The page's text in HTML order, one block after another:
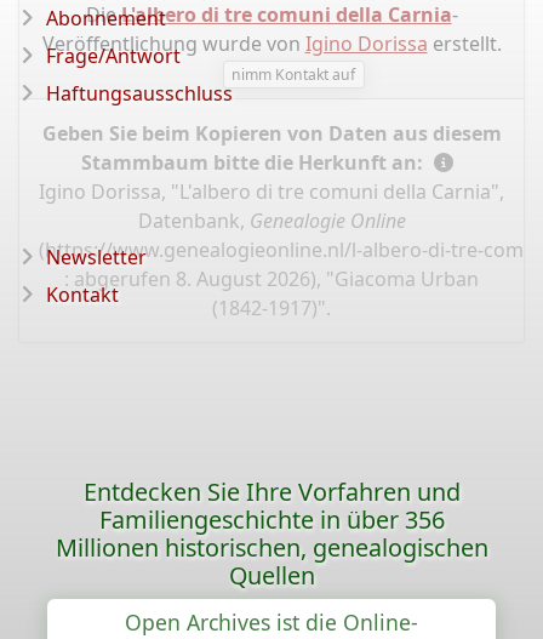
DieL'albero di tre comuni della Carnia-
Veröffentlichung wurde von Igino Dorissa erstellt.
nimm Kontakt auf
Geben Sie beim Kopieren von Daten aus diesem
Stammbaum bitte die Herkunft an:
Igino Dorissa, "L'albero di tre comuni della Carnia",
Datenbank, Genealogie Online
(https://www.genealogieonline.nl/l-albero-di-tre-
: abgerufen 8. August 2026), "Giacoma Urban
(1842-1917)".
Abonnement
Frage/Antwort
Haftungsausschluss
Newsletter
Kontakt
Entdecken Sie Ihre Vorfahren und
Familiengeschichte in über 356
Millionen historischen, genealogischen
Quellen
Open Archives ist die Online-